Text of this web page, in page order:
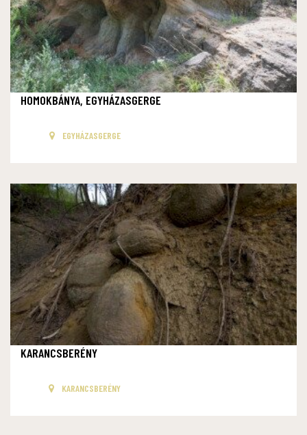
HOMOKBÁNYA, EGYHÁZASGERGE
EGYHÁZASGERGE
KARANCSBERÉNY
KARANCSBERÉNY